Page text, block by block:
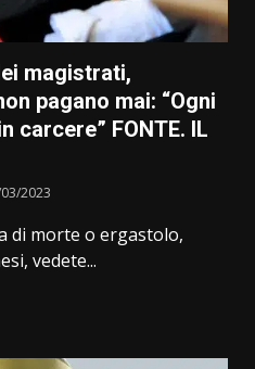
magistrati,
pagano mai: “Ogni
carcere” FONTE. IL
2023
di morte o ergastolo,
vedete...